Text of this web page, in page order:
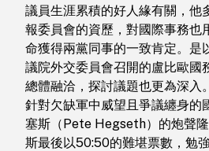
議員生涯累積的好人緣有關，他
報委員會的資歷，對國際事務也
命獲得兩黨同事的一致肯定。是
議院外交委員會召開的盧比歐國
總體融洽，探討議題也更為深入
針對欠缺軍中威望且爭議纏身的
塞斯（Pete Hegseth）的炮聲
斯最後以50:50的難堪票數，勉